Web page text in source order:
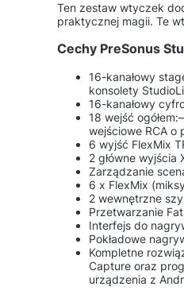
Ten zestaw wtyczek
praktycznej magii. Te
Cechy PreSonus
16-kanałowy
konsolety
16-kanałowy
18 wejść
wejściowe RCA o
6 wyjść FlexMix
2 główne wyjścia
Zarządzanie
6 x FlexMix
2 wewnętrzne
Przetwarzanie
Interfejs do
Pokładowe
Kompletne
Capture oraz
urządzenia z